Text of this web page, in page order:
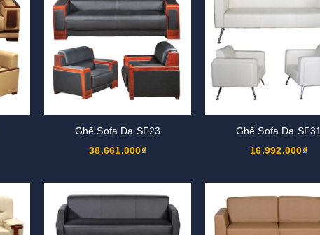
Ghế Sofa Da SF23
38.661.000₫
Ghế Sofa Da SF31
16.992.000₫